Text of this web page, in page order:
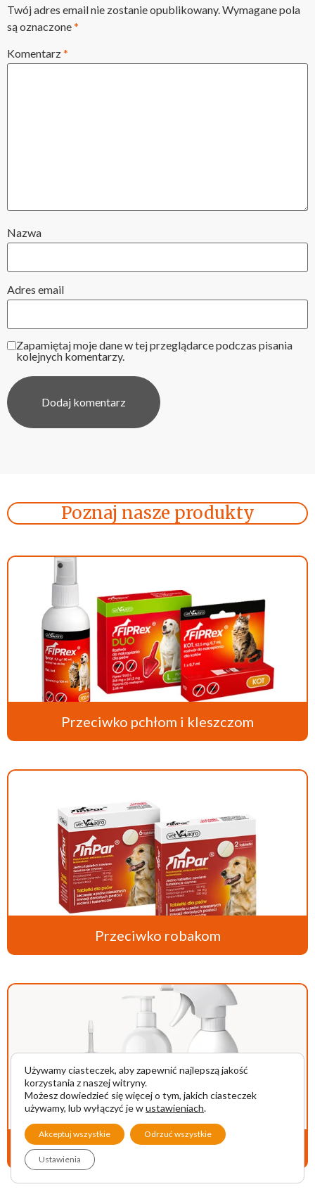
Twój adres email nie zostanie opublikowany.Wymagane pola
są oznaczone*
Komentarz*
Nazwa
Adres email
Zapamiętaj moje dane w tej przeglądarce podczas pisania
kolejnych komentarzy.
Poznaj nasze produkty
Przeciwko pchłom i kleszczom
Przeciwko robakom
Pielęgnacja i dermokosmetyki
Używamy ciasteczek, aby zapewnić najlepszą jakość
korzystania z naszej witryny.
Możesz dowiedzieć się więcej o tym, jakich ciasteczek
używamy, lub wyłączyć je wustawieniach.
Akceptuj wszystkie Odrzuć wszystkie
Ustawienia